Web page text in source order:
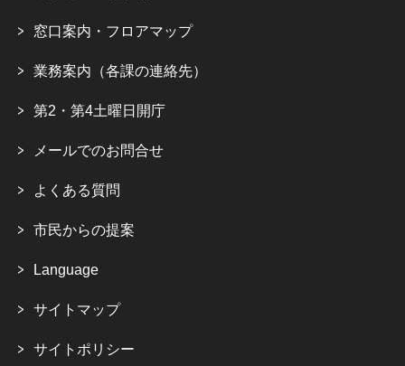
窓口案内・フロアマップ
業務案内（各課の連絡先）
第2・第4土曜日開庁
メールでのお問合せ
よくある質問
市民からの提案
Language
サイトマップ
サイトポリシー